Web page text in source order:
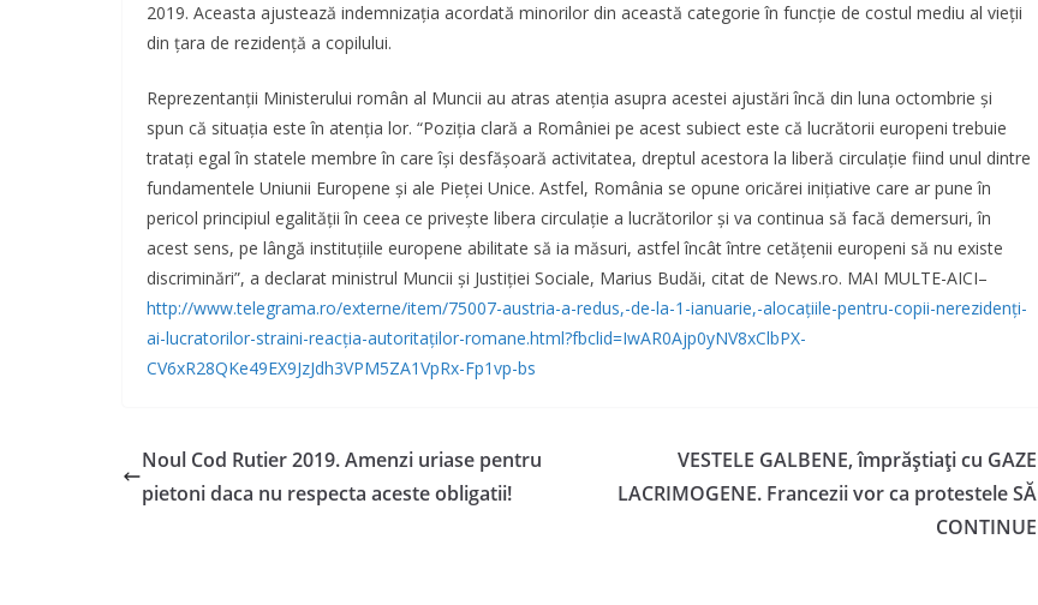
2019. Aceasta ajustează indemnizația acordată minorilor din această categorie în funcție de costul mediu al vieții
din țara de rezidență a copilului.
Reprezentanții Ministerului român al Muncii au atras atenția asupra acestei ajustări încă din luna octombrie și
spun că situația este în atenția lor. “Poziţia clară a României pe acest subiect este că lucrătorii europeni trebuie
trataţi egal în statele membre în care îşi desfăşoară activitatea, dreptul acestora la liberă circulaţie fiind unul dintre
fundamentele Uniunii Europene şi ale Pieţei Unice. Astfel, România se opune oricărei iniţiative care ar pune în
pericol principiul egalităţii în ceea ce priveşte libera circulaţie a lucrătorilor şi va continua să facă demersuri, în
acest sens, pe lângă instituţiile europene abilitate să ia măsuri, astfel încât între cetăţenii europeni să nu existe
discriminări”, a declarat ministrul Muncii şi Justiţiei Sociale, Marius Budăi, citat de News.ro. MAI MULTE-AICI–
http://www.telegrama.ro/externe/item/75007-austria-a-redus,-de-la-1-ianuarie,-alocațiile-pentru-copii-nerezidenți-
ai-lucratorilor-straini-reacția-autoritaților-romane.html?fbclid=IwAR0Ajp0yNV8xClbPX-
CV6xR28QKe49EX9JzJdh3VPM5ZA1VpRx-Fp1vp-bs
Noul Cod Rutier 2019. Amenzi uriase pentru
pietoni daca nu respecta aceste obligatii!
VESTELE GALBENE, împrăştiaţi cu GAZE
LACRIMOGENE. Francezii vor ca protestele SĂ
CONTINUE